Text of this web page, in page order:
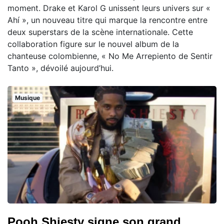
moment. Drake et Karol G unissent leurs univers sur «
Ahí », un nouveau titre qui marque la rencontre entre
deux superstars de la scène internationale. Cette
collaboration figure sur le nouvel album de la
chanteuse colombienne, « No Me Arrepiento de Sentir
Tanto », dévoilé aujourd’hui.
Musique